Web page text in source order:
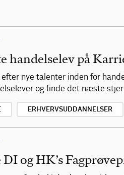
handelselev på
nye talenter inden for
og finde det næste
ERHVERVSUDDANNELSER
og HK’s